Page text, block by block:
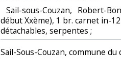
Sail-sous-Couzan, Robert-
début Xxème), 1 br. carnet in-
détachables, serpentes ; ‎
‎Sail-Sous-Couzan, commune